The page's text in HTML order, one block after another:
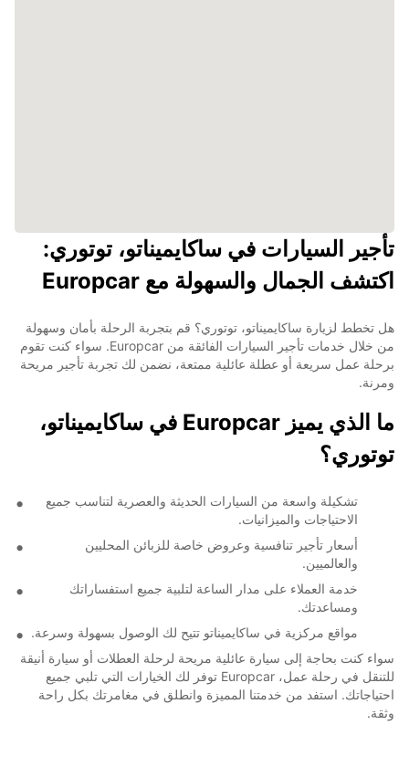
تأجير السيارات في ساكايميناتو، توتوري:
اكتشف الجمال والسهولة مع Europcar
هل تخطط لزيارة ساكايميناتو، توتوري؟ قم بتجربة الرحلة بأمان وسهولة
من خلال خدمات تأجير السيارات الفائقة من Europcar. سواء كنت تقوم
برحلة عمل سريعة أو عطلة عائلية ممتعة، نضمن لك تجربة تأجير مريحة
ومرنة.
ما الذي يميز Europcar في ساكايميناتو،
توتوري؟
تشكيلة واسعة من السيارات الحديثة والعصرية لتناسب جميع
الاحتياجات والميزانيات.
أسعار تأجير تنافسية وعروض خاصة للزبائن المحليين
والعالميين.
خدمة العملاء على مدار الساعة لتلبية جميع استفساراتك
ومساعدتك.
مواقع مركزية في ساكايميناتو تتيح لك الوصول بسهولة وسرعة.
سواء كنت بحاجة إلى سيارة عائلية مريحة لرحلة العطلات أو سيارة أنيقة
للتنقل في رحلة عمل، Europcar توفر لك الخيارات التي تلبي جميع
احتياجاتك. استفد من خدمتنا المميزة وانطلق في مغامرتك بكل راحة
وثقة.